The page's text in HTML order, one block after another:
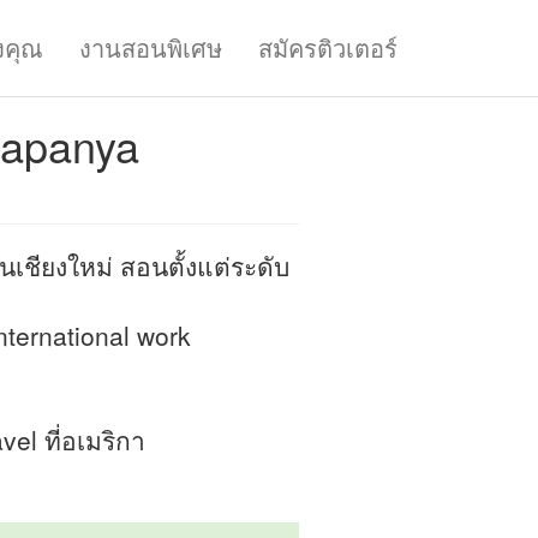
คุณ งานสอนพิเศษ สมัครติวเตอร์
ชียงใหม่ สอนตั้งแต่ระดับ
work
ที่อเมริกา